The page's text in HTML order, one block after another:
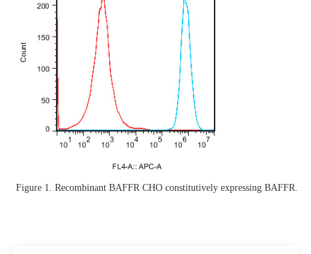
Figure 1. Recombinant BAFFR CHO constitutively expressing BAFFR.